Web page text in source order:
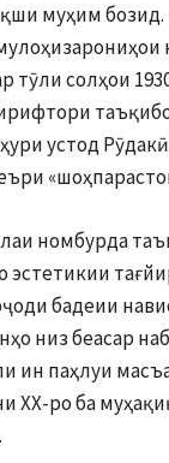
муҳим
тӯли солҳои
устод
номбурда
эстетикии
бадеии
низ беасар
ин паҳлуи
XX-ро ба